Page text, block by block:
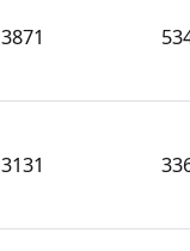
3871
3131